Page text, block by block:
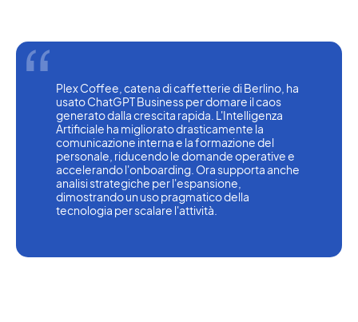
Plex Coffee, catena di caffetterie di Berlino, ha
usato ChatGPT Business per domare il caos
generato dalla crescita rapida. L'Intelligenza
Artificiale ha migliorato drasticamente la
comunicazione interna e la formazione del
personale, riducendo le domande operative e
accelerando l'onboarding. Ora supporta anche
analisi strategiche per l'espansione,
dimostrando un uso pragmatico della
tecnologia per scalare l'attività.